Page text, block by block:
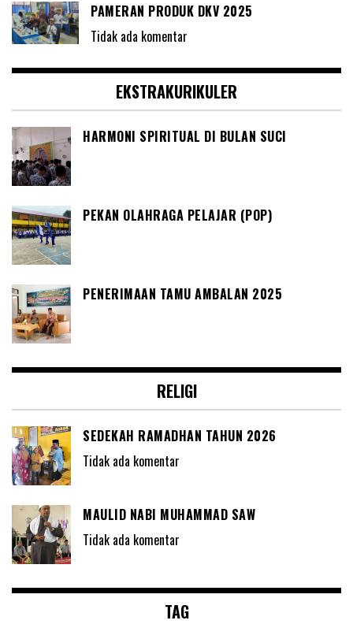
PAMERAN PRODUK DKV 2025
Tidak ada komentar
EKSTRAKURIKULER
HARMONI SPIRITUAL DI BULAN SUCI
PEKAN OLAHRAGA PELAJAR (POP)
PENERIMAAN TAMU AMBALAN 2025
RELIGI
SEDEKAH RAMADHAN TAHUN 2026
Tidak ada komentar
MAULID NABI MUHAMMAD SAW
Tidak ada komentar
TAG